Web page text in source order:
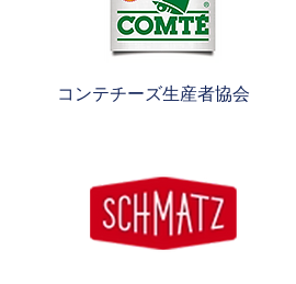
コンテチーズ生産者協会